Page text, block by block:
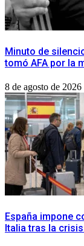
Minuto de
tomó AFA por la
8 de agosto de 2026
España impone
Italia tras la